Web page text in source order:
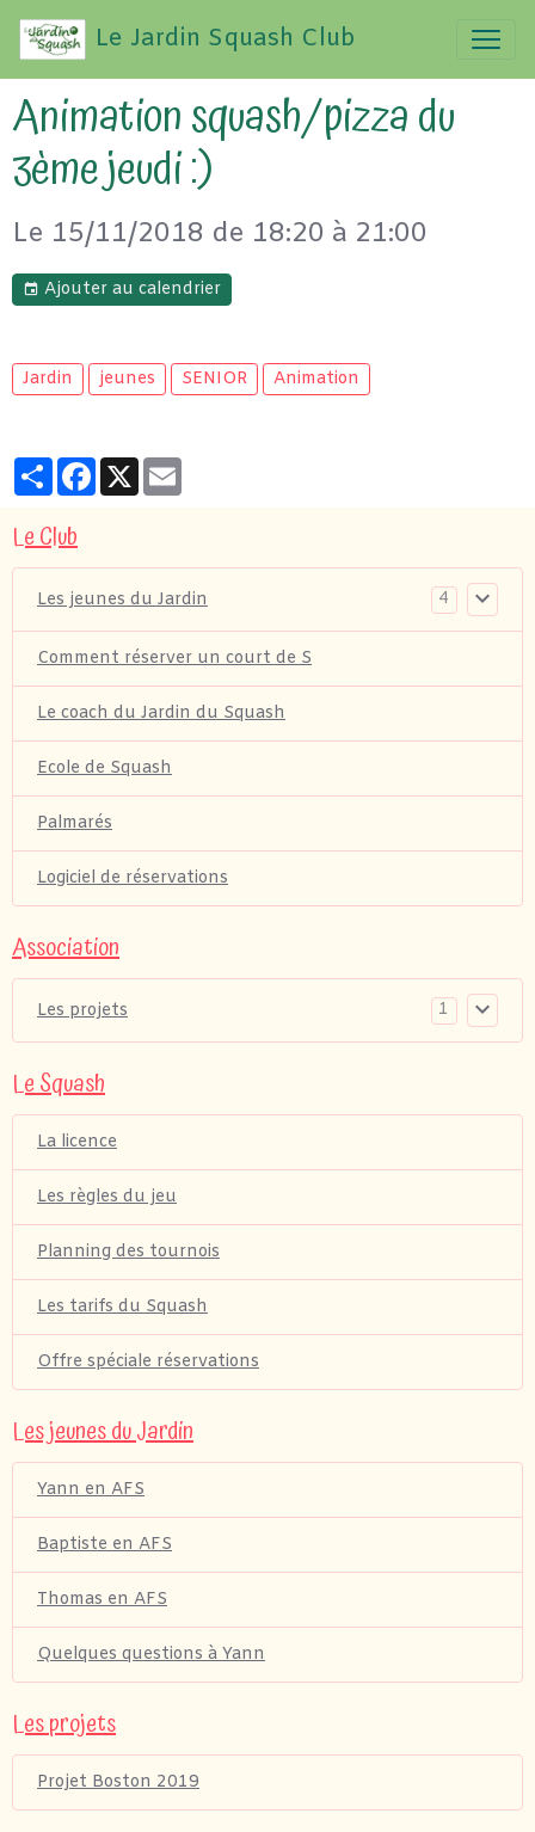
Le Jardin Squash Club
Animation squash/pizza du
3ème jeudi :)
Le 15/11/2018 de 18:20 à 21:00
Ajouter au calendrier
Jardin jeunes SENIOR Animation
PartagerFacebook
X
Le Club
Les jeunes du Jardin 4
Comment réserver un court de S
Le coach du Jardin du Squash
Ecole de Squash
Palmarés
Logiciel de réservations
Association
Les projets 1
Le Squash
La licence
Les règles du jeu
Planning des tournois
Les tarifs du Squash
Offre spéciale réservations
Les jeunes du Jardin
Yann en AFS
Baptiste en AFS
Thomas en AFS
Quelques questions à Yann
Les projets
Projet Boston 2019